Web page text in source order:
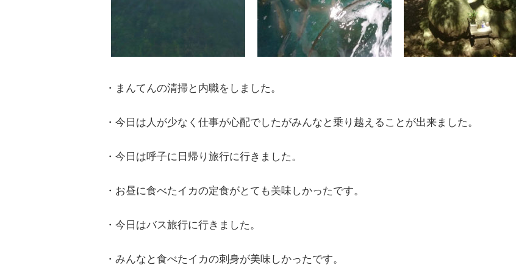
・まんてんの清掃と内職をしました。
・今日は人が少なく仕事が心配でしたがみんなと乗り越えることが出来ました。
・今日は呼子に日帰り旅行に行きました。
・お昼に食べたイカの定食がとても美味しかったです。
・今日はバス旅行に行きました。
・みんなと食べたイカの刺身が美味しかったです。